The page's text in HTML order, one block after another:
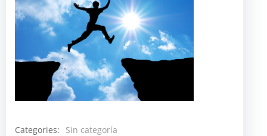
Categories:
Sin categoría